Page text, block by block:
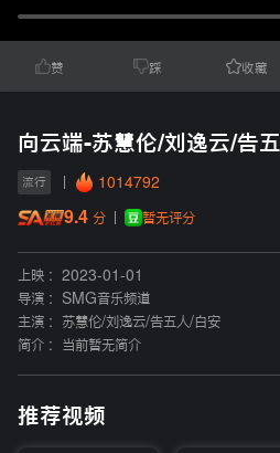
赞 踩 收藏
向云端-苏慧伦/刘逸云/告
流行 1014792
9.4 分 暂无评分
上映 :
2023-01-01
导演 :
SMG音乐频道
主演 :
苏慧伦/刘逸云/告五人/白安
简介 :
当前暂无简介
推荐视频